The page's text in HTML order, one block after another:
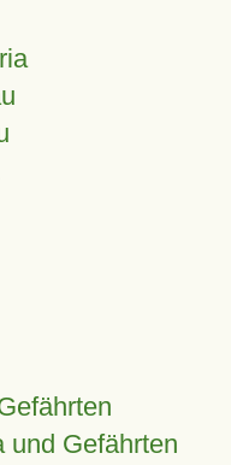
und Gefährten